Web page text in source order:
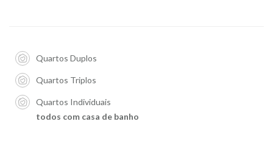
Quartos Duplos
Quartos Triplos
Quartos Individuais
todos com casa de banho